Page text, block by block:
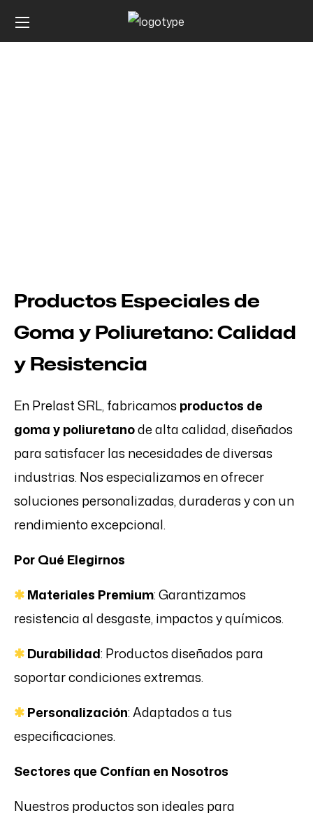
Productos Especiales de
Goma y Poliuretano: Calidad
y Resistencia
En Prelast SRL, fabricamos productos de
goma y poliuretanode alta calidad, diseñados
para satisfacer las necesidades de diversas
industrias. Nos especializamos en ofrecer
soluciones personalizadas, duraderas y con un
rendimiento excepcional.
Por Qué Elegirnos
✱Materiales Premium: Garantizamos
resistencia al desgaste, impactos y químicos.
✱Durabilidad: Productos diseñados para
soportar condiciones extremas.
✱Personalización: Adaptados a tus
especificaciones.
Sectores que Confían en Nosotros
Nuestros productos son ideales para